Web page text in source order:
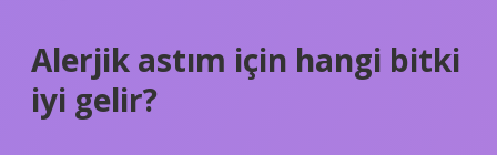
Alerjik astım için hangi bitki
iyi gelir?